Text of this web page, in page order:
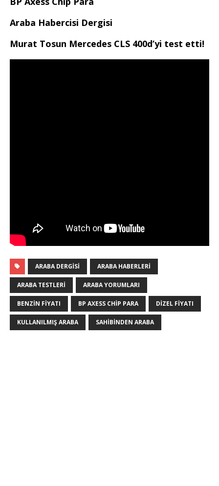
Araba Habercisi Dergisi
Murat Tosun Mercedes CLS 400d’yi test etti!
ARABA DERGISI ARABA HABERLERI
ARABA TESTLERI ARABA YORUMLARI
BENZIN FIYATI BP AXESS CHIP PARA DIZEL FIYATI
KULLANILMIŞ ARABA SAHIBINDEN ARABA